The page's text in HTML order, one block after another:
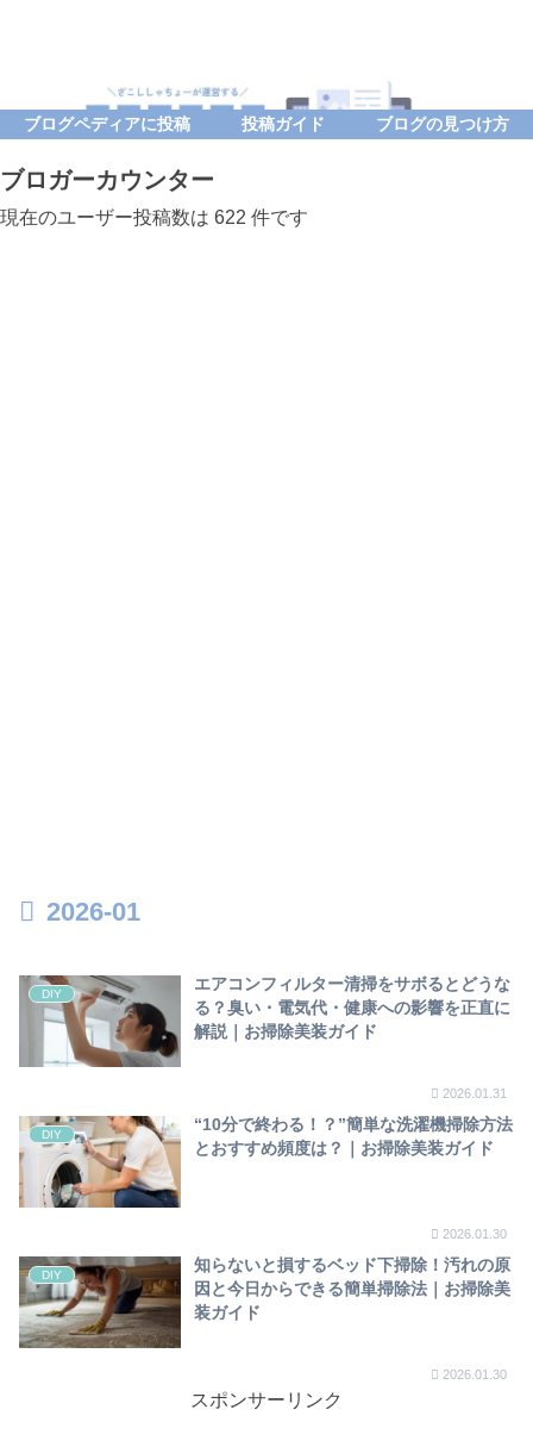
ブログペディアに投稿 投稿ガイド ブログの見つけ方
ブロガーカウンター
現在のユーザー投稿数は 622 件です
2026-01
DIY
エアコンフィルター清掃をサボるとどうな
る？臭い・電気代・健康への影響を正直に
解説｜お掃除美装ガイド
2026.01.31
DIY
“10分で終わる！？”簡単な洗濯機掃除方法
とおすすめ頻度は？｜お掃除美装ガイド
2026.01.30
DIY
知らないと損するベッド下掃除！汚れの原
因と今日からできる簡単掃除法｜お掃除美
装ガイド
2026.01.30
スポンサーリンク